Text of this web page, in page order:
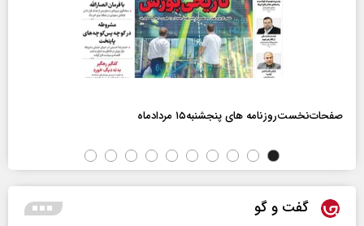
صفحات‌نخست‌روزنامه ها‌ی پنجشنبه‌۱۵ مردادماه
گفت و گو